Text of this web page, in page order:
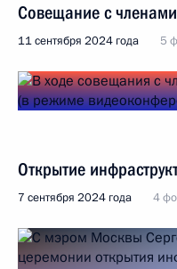
Совещание с
11 сентября 2024 года 5
Открытие
7 сентября 2024 года 4